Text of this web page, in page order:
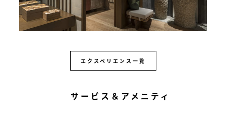
エクスペリエンス一覧
サービス＆アメニティ